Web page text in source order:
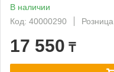
В наличии
Код: 40000290
Розница
17 550 ₸